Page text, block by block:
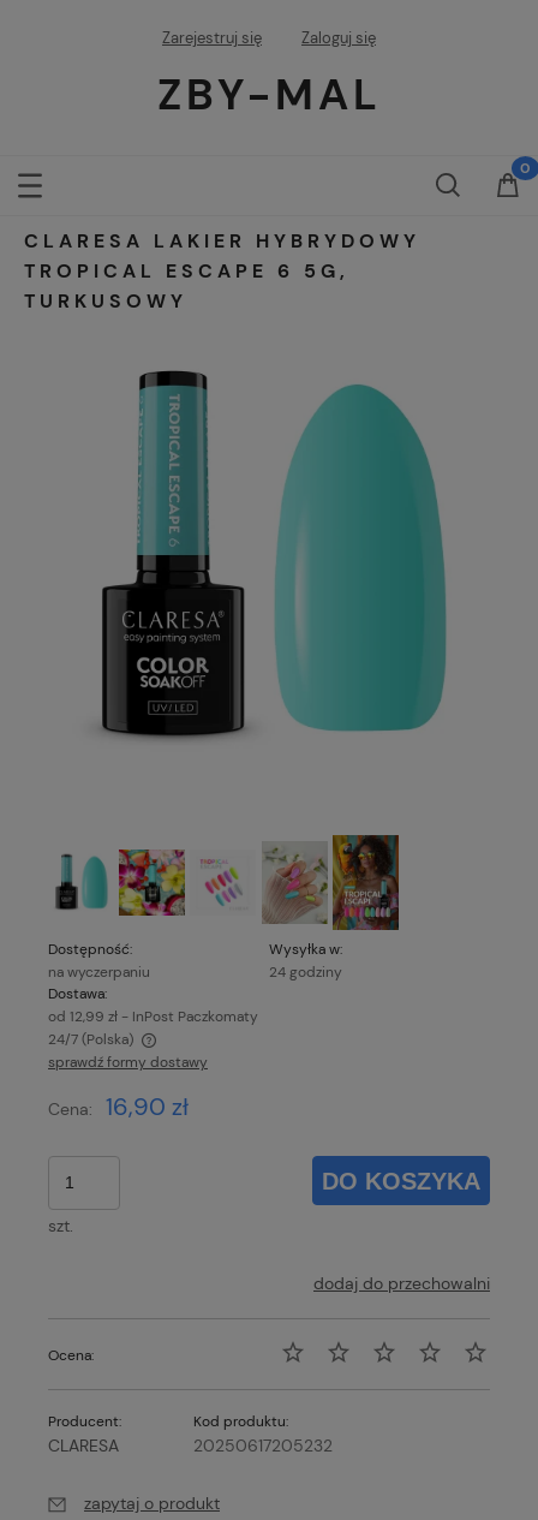
Zarejestruj się Zaloguj się
ZBY-MAL
CLARESA LAKIER HYBRYDOWY
TROPICAL ESCAPE 6 5G,
TURKUSOWY
Dostępność:
na wyczerpaniu
Wysyłka w:
24 godziny
Dostawa:
od 12,99 zł - InPost Paczkomaty
24/7(Polska)
Cena nie zawiera ewentualnych kosztów płatności
sprawdź formy dostawy
Cena: 16,90 zł
szt.
DO KOSZYKA
dodaj do przechowalni
Ocena:
Producent:
CLARESA
Kod produktu:
20250617205232
zapytaj o produkt